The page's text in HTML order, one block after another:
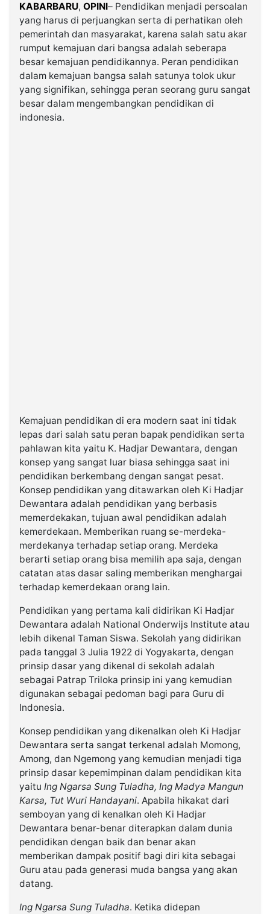
Kabarbaru.co
2026
KABARBARU, OPINI– Pendidikan menjadi persoalan
yang harus di perjuangkan serta di perhatikan oleh
pemerintah dan masyarakat, karena salah satu akar
rumput kemajuan dari bangsa adalah seberapa
besar kemajuan pendidikannya. Peran pendidikan
dalam kemajuan bangsa salah satunya tolok ukur
yang signifikan, sehingga peran seorang guru sangat
besar dalam mengembangkan pendidikan di
indonesia.
Kemajuan pendidikan di era modern saat ini tidak
lepas dari salah satu peran bapak pendidikan serta
pahlawan kita yaitu K. Hadjar Dewantara, dengan
konsep yang sangat luar biasa sehingga saat ini
pendidikan berkembang dengan sangat pesat.
Konsep pendidikan yang ditawarkan oleh Ki Hadjar
Dewantara adalah pendidikan yang berbasis
memerdekakan, tujuan awal pendidikan adalah
kemerdekaan. Memberikan ruang se-merdeka-
merdekanya terhadap setiap orang. Merdeka
berarti setiap orang bisa memilih apa saja, dengan
catatan atas dasar saling memberikan menghargai
terhadap kemerdekaan orang lain.
Pendidikan yang pertama kali didirikan Ki Hadjar
Dewantara adalah National Onderwijs Institute atau
lebih dikenal Taman Siswa. Sekolah yang didirikan
pada tanggal 3 Julia 1922 di Yogyakarta, dengan
prinsip dasar yang dikenal di sekolah adalah
sebagai Patrap Triloka prinsip ini yang kemudian
digunakan sebagai pedoman bagi para Guru di
Indonesia.
Konsep pendidikan yang dikenalkan oleh Ki Hadjar
Dewantara serta sangat terkenal adalah Momong,
Among, dan Ngemong yang kemudian menjadi tiga
prinsip dasar kepemimpinan dalam pendidikan kita
yaitu Ing Ngarsa Sung Tuladha, Ing Madya Mangun
Karsa, Tut Wuri Handayani. Apabila hikakat dari
semboyan yang di kenalkan oleh Ki Hadjar
Dewantara benar-benar diterapkan dalam dunia
pendidikan dengan baik dan benar akan
memberikan dampak positif bagi diri kita sebagai
Guru atau pada generasi muda bangsa yang akan
datang.
Ing Ngarsa Sung Tuladha. Ketika didepan